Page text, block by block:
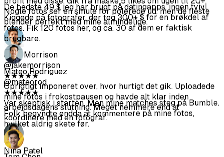
Hannah Lee
@hannahlee
★★★★★
Begyndte at få langt flere matches efter at opdatere min
profil med disse. Gik fra måske 5 likes om ugen til 20+.
Nogle fotos ser en smule for polerede ud, men de fleste
blender perfekt med mine almindelige.
Jake Morrison
@jakemorrison
★★★
Oprigtigt imponeret over, hvor hurtigt det gik. Uploadede
Mateo Rodriguez
@mateorod
★★★★★
Var skeptisk i starten. Men mine matches steg på Bumble.
Folk begyndte endda at kommentere på mine fotos,
hvilket aldrig skete før.
Tom Chen
@tomchen
★★★★★
Fotos ser overraskende naturlige ud. Mine venner troede,
jeg bare havde hyret nogen til en afslappet fotografering.
Realisme-score-funktionen er faktisk nyttig – jeg brugte
kun dem over 85.